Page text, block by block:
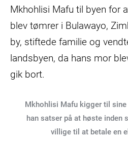
Mkhohlisi Mafu til byen for
blev tømrer i Bulawayo,
by, stiftede familie og
landsbyen, da hans mor
gik bort.
Mkhohlisi Mafu kigger til
han satser på at høste
villige til at betale en